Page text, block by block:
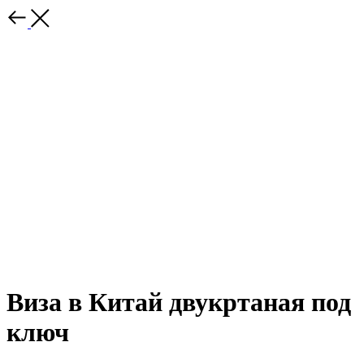
Виза в Китай двукртаная под
ключ